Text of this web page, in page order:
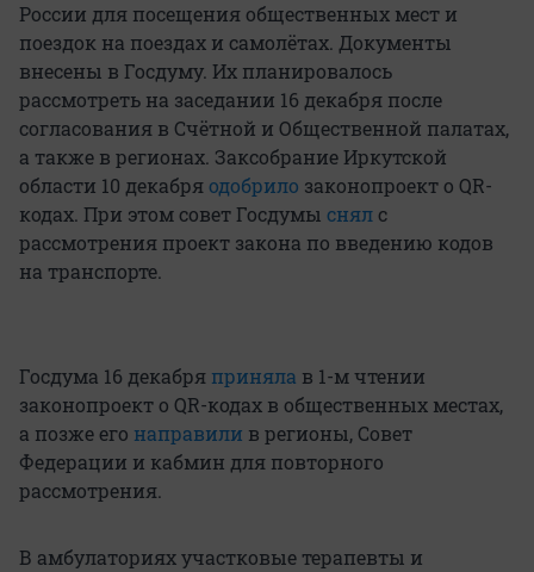
России для посещения общественных мест и
поездок на поездах и самолётах. Документы
внесены в Госдуму. Их планировалось
рассмотреть на заседании 16 декабря после
согласования в Счётной и Общественной палатах,
а также в регионах. Заксобрание Иркутской
области 10 декабряодобрило законопроект о QR-
кодах. При этом совет Госдумы снял с
рассмотрения проект закона по введению кодов
на транспорте.
Госдума 16 декабря приняла в 1-м чтении
законопроект о QR-кодах в общественных местах,
а позже его направили в регионы, Совет
Федерации и кабмин для повторного
рассмотрения.
В амбулаториях участковые терапевты и